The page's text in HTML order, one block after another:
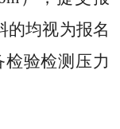
的均视为报名
检验检测压力